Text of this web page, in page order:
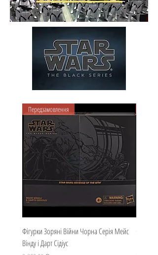
Передзамовлення
Фігурки Зоряні Війни Чорна Серія Мейс
Вінду і Дарт Сідіус